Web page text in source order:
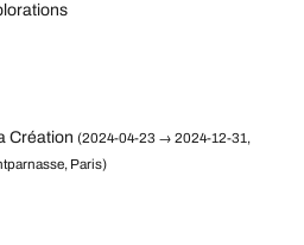
Création (2024-04-23 → 2024-12-31,
Paris)